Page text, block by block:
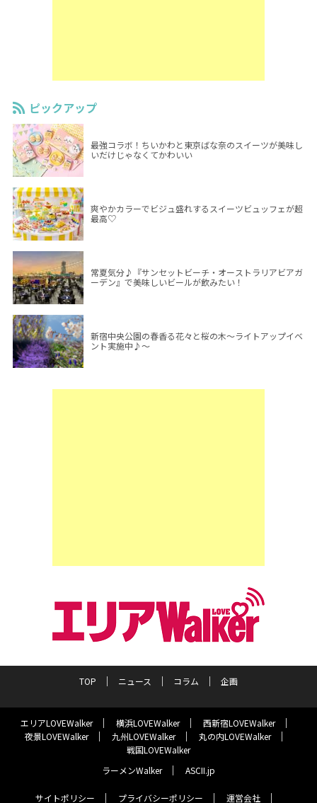
ピックアップ
最強コラボ！ちいかわと東京ばな奈のスイーツが美味し
いだけじゃなくてかわいい
爽やかカラーでビジュ盛れするスイーツビュッフェが超
最高♡
常夏気分♪『サンセットビーチ・オーストラリアビアガ
ーデン』で美味しいビールが飲みたい！
新宿中央公園の春香る花々と桜の木～ライトアップイベ
ント実施中♪～
TOP ニュース コラム 企画
エリアLOVEWalker 横浜LOVEWalker
西新宿LOVEWalker
夜景LOVEWalker
九州LOVEWalker
丸の内LOVEWalker
戦国LOVEWalker
ラーメンWalker
ASCII.jp
サイトポリシー プライバシーポリシー 運営会社